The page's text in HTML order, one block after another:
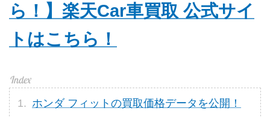
ら！】楽天Car車買取 公式サイ
トはこちら！
ホンダ フィットの買取価格データを公開！